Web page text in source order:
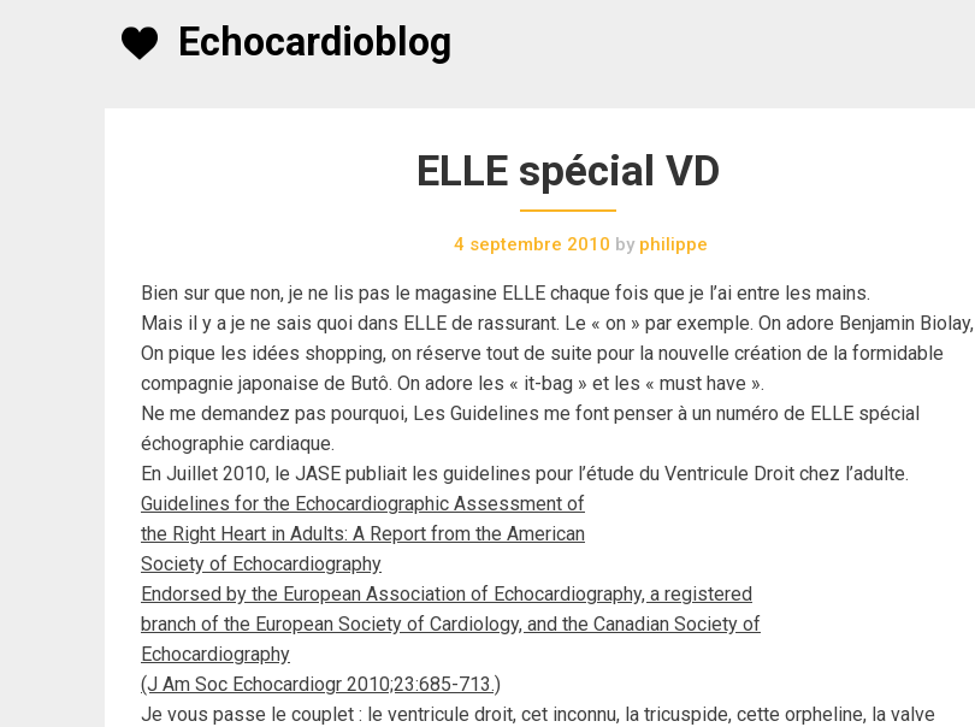
Echocardioblog
ELLE spécial VD
4 septembre 2010 byphilippe
Bien sur que non, je ne lis pas le magasine ELLE chaque fois que je l’ai entre les mains.
Mais il y a je ne sais quoi dans ELLE de rassurant. Le « on » par exemple. On adore Benjamin Biolay,
On pique les idées shopping, on réserve tout de suite pour la nouvelle création de la formidable
compagnie japonaise de Butô. On adore les « it-bag » et les « must have ».
Ne me demandez pas pourquoi, Les Guidelines me font penser à un numéro de ELLE spécial
échographie cardiaque.
En Juillet 2010, le JASE publiait les guidelines pour l’étude du Ventricule Droit chez l’adulte.
Guidelines for the Echocardiographic Assessment of
the Right Heart in Adults: A Report from the American
Society of Echocardiography
Endorsed by the European Association of Echocardiography, a registered
branch of the European Society of Cardiology, and the Canadian Society of
Echocardiography
(J Am Soc Echocardiogr 2010;23:685-713.)
Je vous passe le couplet : le ventricule droit, cet inconnu, la tricuspide, cette orpheline, la valve